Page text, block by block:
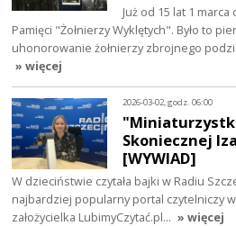
Już od 15 lat 1
Pamięci "Żołnierzy Wyklętych". Było to
uhonorowanie żołnierzy zbrojnego
» więcej
2026-03-02, godz. 06:00
Skoniecznej
[WYWIAD]
W dzieciństwie czytała bajki w Radiu
najbardziej popularny portal czytelniczy
założycielka LubimyCzytać.pl… » więcej